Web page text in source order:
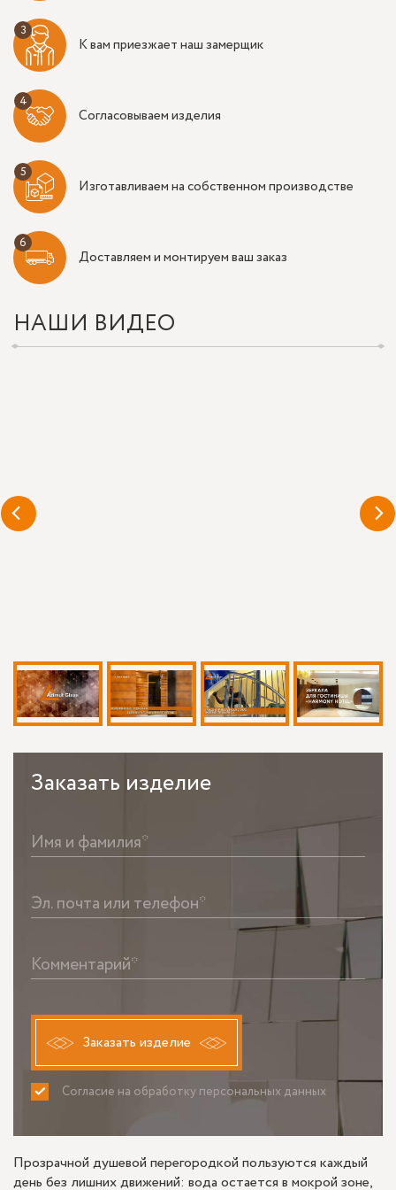
К вам приезжает наш замерщик
Согласовываем изделия
Изготавливаем на собственном производстве
Доставляем и монтируем ваш заказ
НАШИ ВИДЕО
Заказать изделие
Имя и фамилия*
Эл. почта или телефон*
Комментарий*
Заказать изделие
Согласие на обработку персональных данных
ПРИНИМАЮ НЕ ПРИНИМАЮ
Прозрачной душевой перегородкой пользуются каждый
день без лишних движений: вода остается в мокрой зоне,